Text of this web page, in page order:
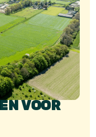
VOOR